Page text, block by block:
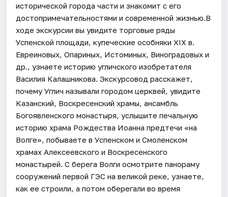
исторической города части и знакомит с его
достопримечательностями и современной жизнью.В
ходе экскурсии вы увидите торговые ряды
Успенской площади, купеческие особняки XIX в.
Евреиновых, Опариных, Истоминых, Виноградовых и
др., узнаете историю угличского изобретателя
Василия Калашникова. Экскурсовод расскажет,
почему Углич называли городом церквей, увидите
Казанский, Воскресенский храмы, ансамбль
Богоявленского монастыря, услышите печальную
историю храма Рождества Иоанна предтечи «на
Волге», побываете в Успенском и Смоленском
храмах Алексеевского и Воскресенского
монастырей. С берега Волги осмотрите панораму
сооружений первой ГЭС на великой реке, узнаете,
как ее строили, а потом оберегали во время